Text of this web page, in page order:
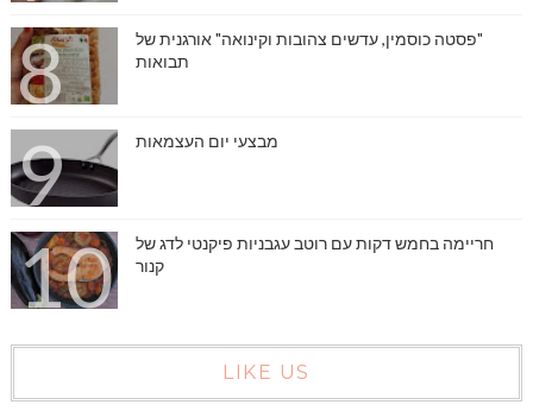
"פסטה כוסמין, עדשים צהובות וקינואה" אורגנית של
תבואות
מבצעי יום העצמאות
חריימה בחמש דקות עם רוטב עגבניות פיקנטי לדג של
קנור
LIKE US